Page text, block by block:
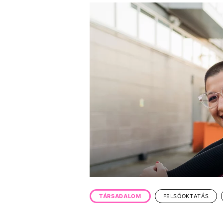
Kiemelt tartalmakVideó
REFRESHER
MédiaajánlatImpresszum
TÁRSADALOM FELSŐOKTATÁS